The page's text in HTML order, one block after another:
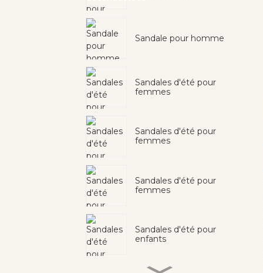
Sandale pour homme
Sandales d'été pour
femmes
Sandales d'été pour
femmes
Sandales d'été pour
femmes
Sandales d'été pour
enfants